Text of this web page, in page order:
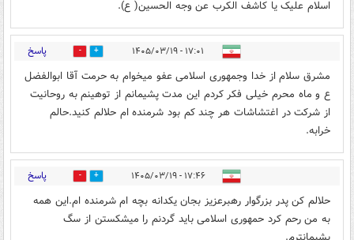
اسلام علیک یا کاشف الکرب عن وجه الحسین( ع).
۱۷:۰۱ - ۱۴۰۵/۰۳/۱۹ 101 پاسخ
مشرق سلام از خدا وجمهوری اسلامی عفو میخوام به حرمت آقا ابوالفضل
ع و ماه محرم خیلی فکر کردم این مدت پشیمانم از توهینم به روحانیت
از شرکت در اغتشاشات هر چند کم بود شرمنده ام حلالم کنید.حالم
خرابه.
۱۷:۴۶ - ۱۴۰۵/۰۳/۱۹ 71 پاسخ
حلالم کن پدر بزرگوار رهبرعزیز بجان یکدانه بچه ام شرمنده ام.این همه
به من رحم کرد حمهوری اسلامی باید گردنم را میشکستن از سگ